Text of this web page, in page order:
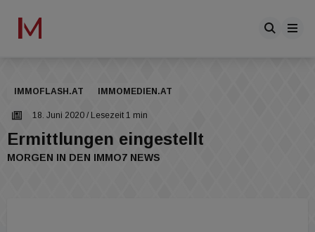
IMMOFLASH.AT IMMOMEDIEN.AT
18. Juni 2020 / Lesezeit 1 min
Ermittlungen eingestellt
MORGEN IN DEN IMMO7 NEWS